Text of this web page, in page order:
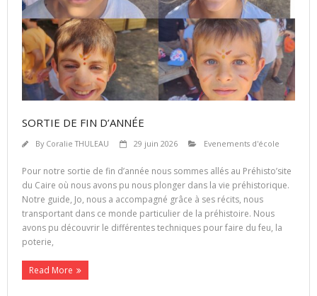
SORTIE DE FIN D’ANNÉE
By Coralie THULEAU 29 juin 2026 Evenements d'école
Pour notre sortie de fin d’année nous sommes allés au Préhisto’site
du Caire où nous avons pu nous plonger dans la vie préhistorique.
Notre guide, Jo, nous a accompagné grâce à ses récits, nous
transportant dans ce monde particulier de la préhistoire. Nous
avons pu découvrir le différentes techniques pour faire du feu, la
poterie,
Read More